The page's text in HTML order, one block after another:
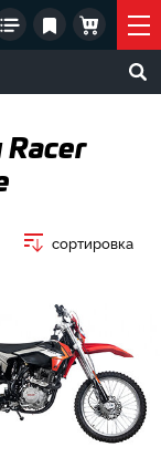
сортировка